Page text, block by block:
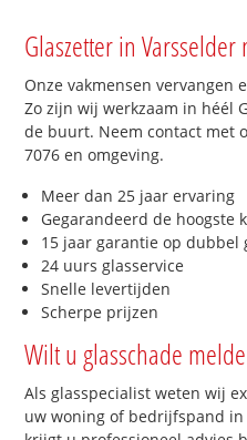
Glaszetter in
Onze vakmensen vervangen
Zo zijn wij werkzaam in héél
de buurt. Neem contact met
7076 en omgeving.
Meer dan 25 jaar ervaring
Gegarandeerd de hoogste
15 jaar garantie op dubbel
24 uurs glasservice
Snelle levertijden
Scherpe prijzen
Wilt u glasschade
Als glasspecialist weten wij
uw woning of bedrijfspand